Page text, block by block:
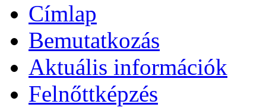
Címlap
Bemutatkozás
Aktuális információk
Felnőttképzés